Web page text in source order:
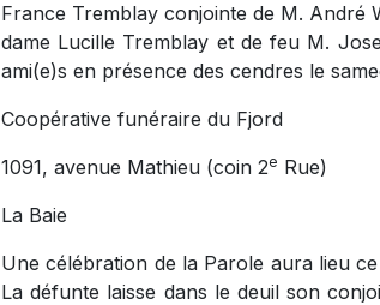
France Tremblay conjointe de M. André
dame Lucille Tremblay et de feu M.
ami(e)s en présence des cendres le
Coopérative funéraire du Fjord
1091, avenue Mathieu (coin 2e Rue)
La Baie
Une célébration de la Parole aura lieu
La défunte laisse dans le deuil son